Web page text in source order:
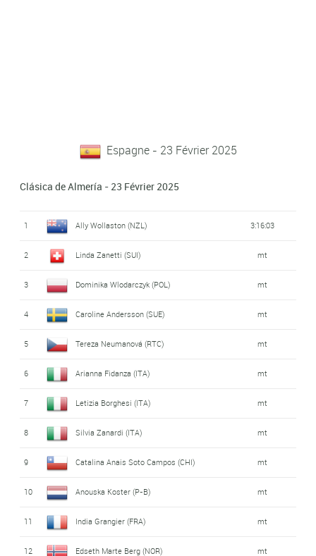
Espagne - 23 Février 2025
Clásica de Almería - 23 Février 2025
1 Ally Wollaston (NZL) 3:16:03
2 Linda Zanetti (SUI) mt
3 Dominika Wlodarczyk (POL) mt
4 Caroline Andersson (SUE) mt
5 Tereza Neumanová (RTC) mt
6 Arianna Fidanza (ITA) mt
7 Letizia Borghesi (ITA) mt
8 Silvia Zanardi (ITA) mt
9 Catalina Anais Soto Campos (CHI) mt
10 Anouska Koster (P-B) mt
11 India Grangier (FRA) mt
12 Edseth Marte Berg (NOR) mt